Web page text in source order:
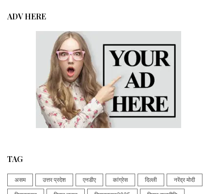
ADV HERE
TAG
असम उत्तर प्रदेश एनडीए कांग्रेस दिल्ली नरेंद्र मोदी